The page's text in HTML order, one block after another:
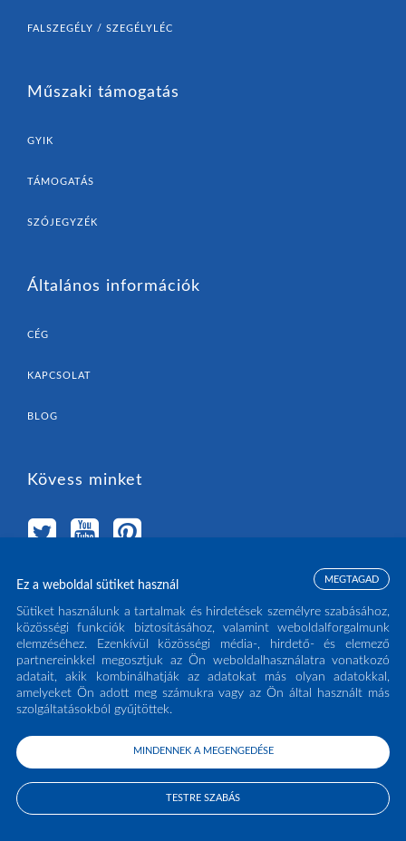
Ez a weboldal sütiket használ
Sütiket használunk a tartalmak és hirdetések személyre szabásához,
közösségi funkciók biztosításához, valamint weboldalforgalmunk
elemzéséhez. Ezenkívül közösségi média-, hirdető- és elemező
partnereinkkel megosztjuk az Ön weboldalhasználatra vonatkozó
adatait, akik kombinálhatják az adatokat más olyan adatokkal,
amelyeket Ön adott meg számukra vagy az Ön által használt más
szolgáltatásokból gyűjtöttek.
MEGTAGAD
TESTRE SZABÁS
MINDENNEK A MEGENGEDÉSE
FALSZEGÉLY / SZEGÉLYLÉC
Műszaki támogatás
GYIK
TÁMOGATÁS
SZÓJEGYZÉK
Általános információk
CÉG
KAPCSOLAT
BLOG
Kövess minket
MAGYARORSZÁG
COPYRIGHT ECLISSE S.R.L. 2026 - ALL RIGHTS RESERVED - P.IVA: IT02141960266
PRIVACY POLICY
COOKIE POLICY